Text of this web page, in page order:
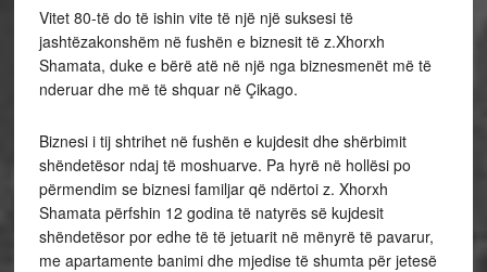
Vitet 80-të do të ishin vite të një një suksesi të
jashtëzakonshëm në fushën e biznesit të z.Xhorxh
Shamata, duke e bërë atë në një nga biznesmenët më të
nderuar dhe më të shquar në Çikago.
Biznesi i tij shtrihet në fushën e kujdesit dhe shërbimit
shëndetësor ndaj të moshuarve. Pa hyrë në hollësi po
përmendim se biznesi familjar që ndërtoi z. Xhorxh
Shamata përfshin 12 godina të natyrës së kujdesit
shëndetësor por edhe të të jetuarit në mënyrë të pavarur,
me apartamente banimi dhe mjedise të shumta për jetesë